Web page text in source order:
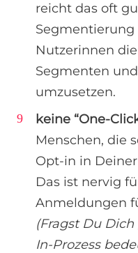
reicht das oft
Nutzerinnen
Segmenten
umzusetzen.
keine “One-
Menschen, die
Opt-in in
Das ist nervig
Anmeldungen
(Fragst Du
In-Prozess